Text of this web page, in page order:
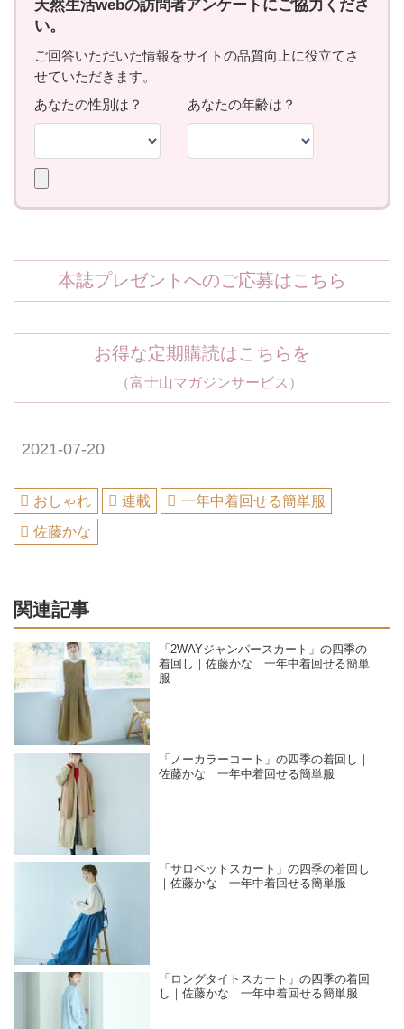
本誌プレゼントへのご応募はこちら
お得な定期購読はこちらを
（富士山マガジンサービス）
2021-07-20
おしゃれ 連載
一年中着回せる簡単服
佐藤かな
関連記事
「2WAYジャンパースカート」の四季の
着回し｜佐藤かな 一年中着回せる簡単
服
「ノーカラーコート」の四季の着回し｜
佐藤かな 一年中着回せる簡単服
「サロペットスカート」の四季の着回し
｜佐藤かな 一年中着回せる簡単服
「ロングタイトスカート」の四季の着回
し｜佐藤かな 一年中着回せる簡単服